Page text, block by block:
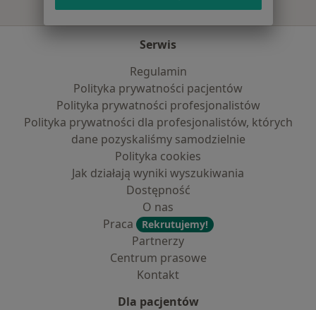
Serwis
Regulamin
Polityka prywatności pacjentów
Polityka prywatności profesjonalistów
Polityka prywatności dla profesjonalistów, których
dane pozyskaliśmy samodzielnie
Polityka cookies
Jak działają wyniki wyszukiwania
Dostępność
O nas
Praca
Rekrutujemy!
Partnerzy
Centrum prasowe
Kontakt
Dla pacjentów